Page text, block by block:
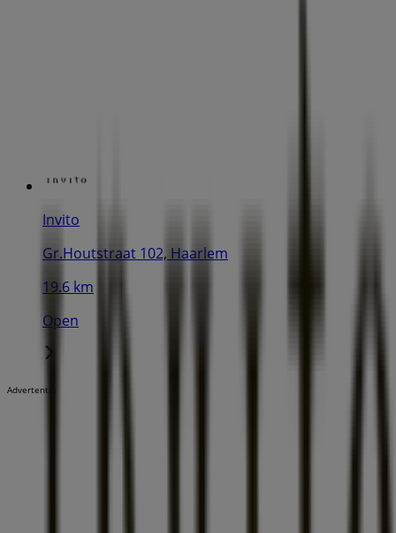
Invito
Gr.Houtstraat 102, Haarlem
19.6 km
Open
Advertentie